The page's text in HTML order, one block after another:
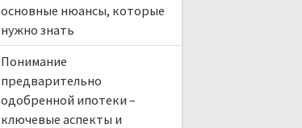
основные нюансы, которые
нужно знать
Понимание
предварительно
одобренной ипотеки –
ключевые аспекты и